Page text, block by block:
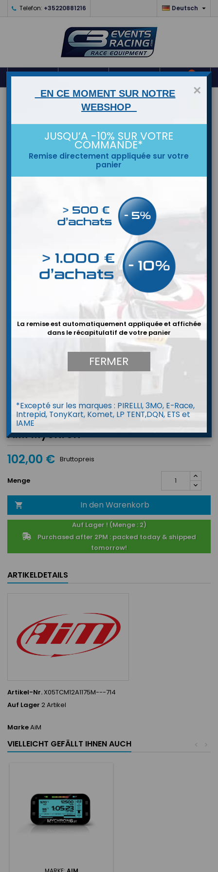
Telefon: +35220881216 Deutsch 
   shopping_cart0
STARTSEITE
MARKEN
Sonde de Gaz d'echappement T12
AiM Mychron
102,00 € Bruttopreis
Menge
 In den Warenkorb
Auf Lager ! (Menge : 2)
Purchased after 2PM : packed today & shipped
tomorrow!
ARTIKELDETAILS
Artikel-Nr. X05TCM12A1175M---714
Auf Lager 2 Artikel
MarkeAiM
VIELLEICHT GEFÄLLT IHNEN AUCH >
<
×
EN CE MOMENT SUR NOTRE
WEBSHOP
JUSQU’A -10% SUR VOTRE
COMMANDE*
Remise directement appliquée sur votre
panier
La remise est automatiquement appliquée et affichée
dans le récapitulatif de votre panier
FERMER
*Excepté sur les marques : PIRELLI, 3MO, E-Race,
Intrepid, TonyKart, Komet, LP TENT,DQN, ETS et
IAME